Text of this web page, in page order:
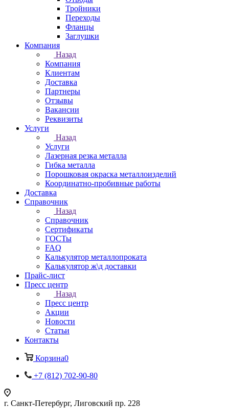
Тройники
Переходы
Фланцы
Заглушки
Компания
Назад
Компания
Клиентам
Доставка
Партнеры
Отзывы
Вакансии
Реквизиты
Услуги
Назад
Услуги
Лазерная резка металла
Гибка металла
Порошковая окраска металлоизделий
Координатно-пробивные работы
Доставка
Справочник
Назад
Справочник
Сертификаты
ГОСТы
FAQ
Калькулятор металлопроката
Калькулятор ж\д доставки
Прайс-лист
Пресс центр
Назад
Пресс центр
Акции
Новости
Статьи
Контакты
Корзина0
+7 (812) 702-90-80
г. Санкт-Петербург, Лиговский пр. 228